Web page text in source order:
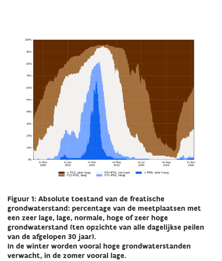
Figuur 1: Absolute toestand van de freatische
grondwaterstand: percentage van de meetplaatsen met
een zeer lage, lage, normale, hoge of zeer hoge
grondwaterstand (ten opzichte van alle dagelijkse peilen
van de afgelopen 30 jaar).
In de winter worden vooral hoge grondwaterstanden
verwacht, in de zomer vooral lage.